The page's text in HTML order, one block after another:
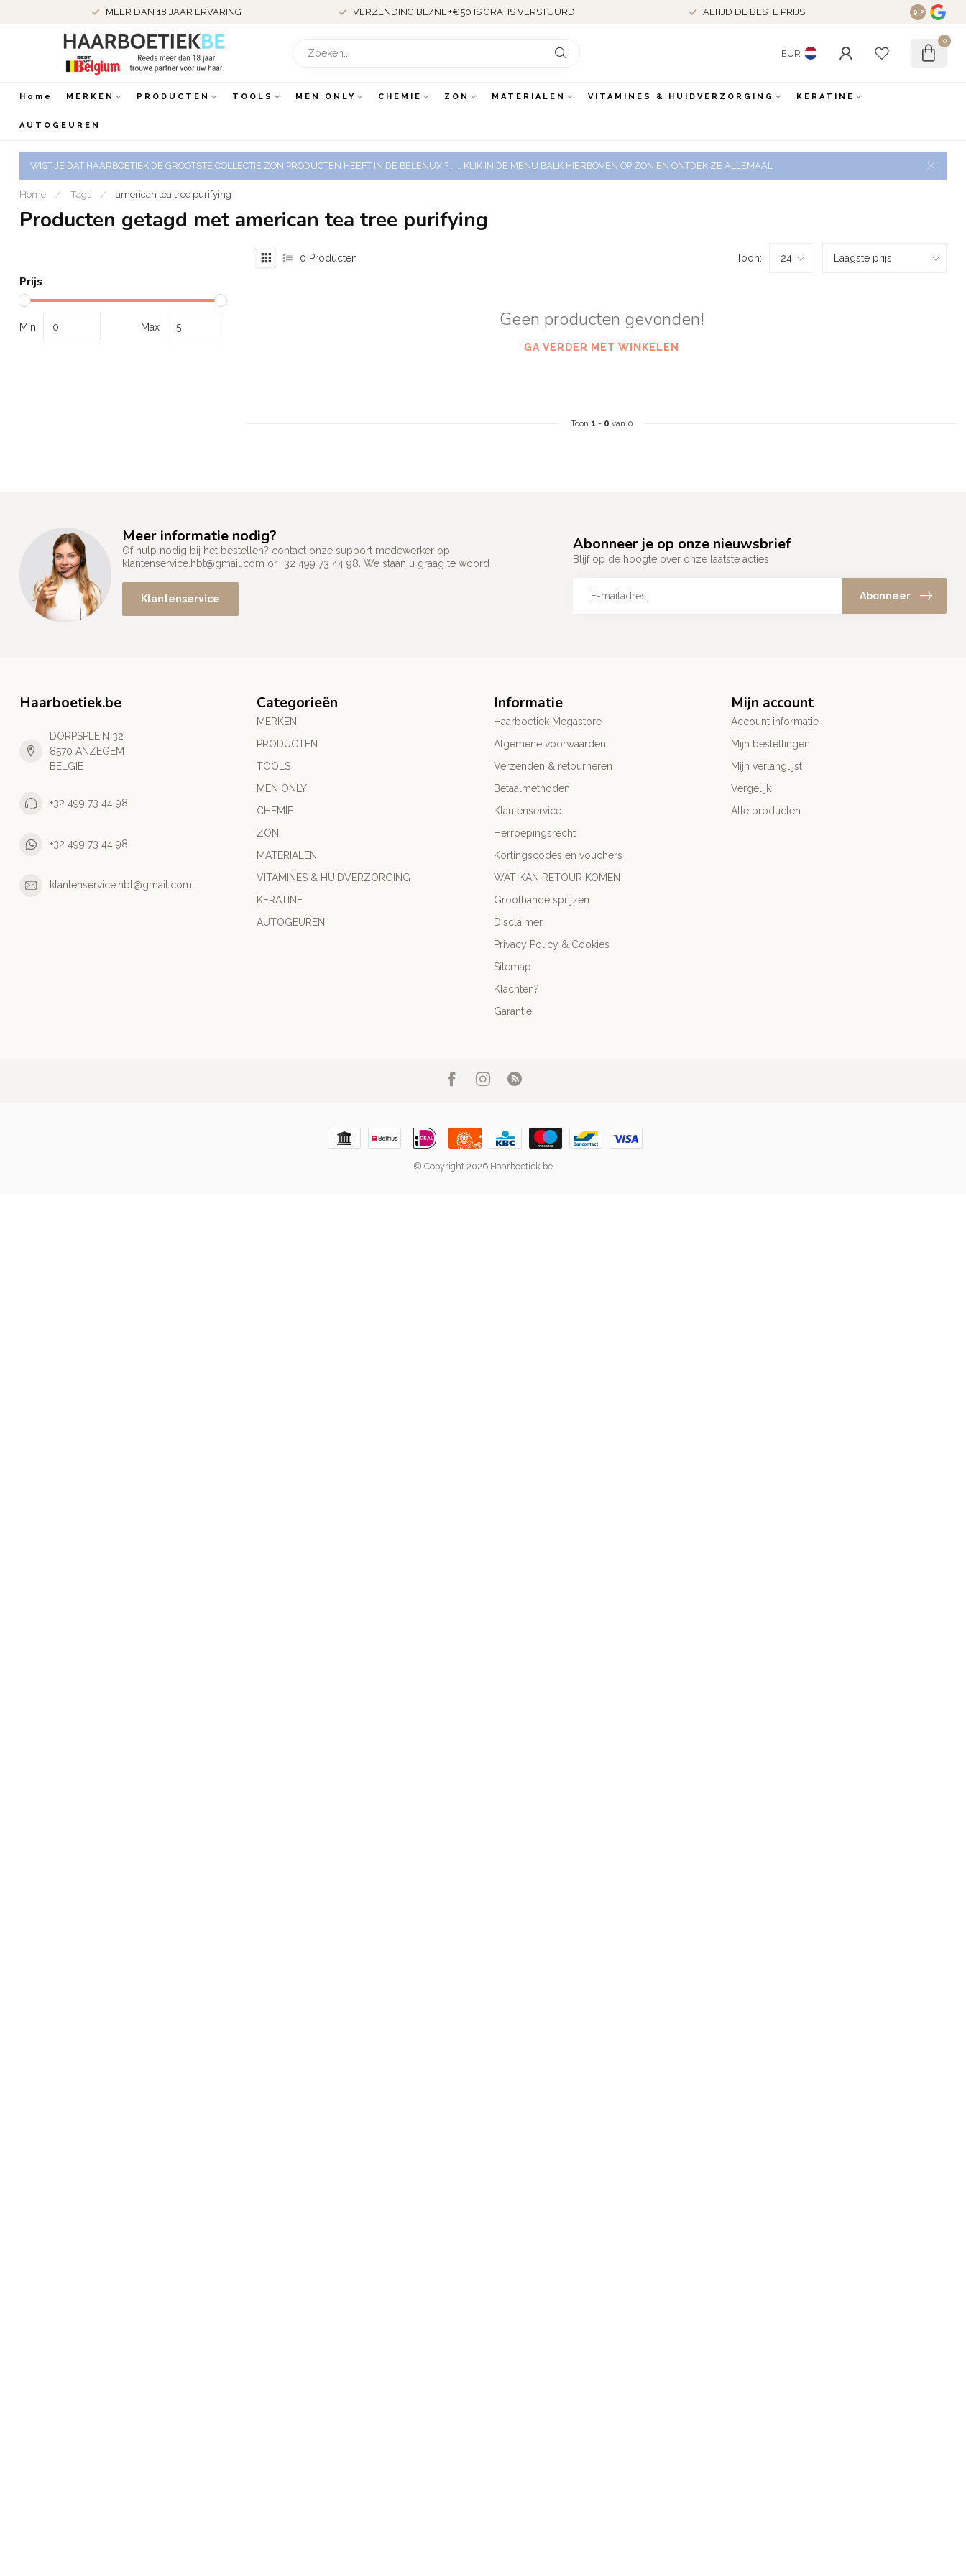
MEER DAN 18 JAAR ERVARING VERZENDING BE/NL +€50 IS GRATIS VERSTUURD ALTIJD DE BESTE PRIJS 9.2
EUR
0
Home MERKEN PRODUCTEN TOOLS MEN ONLY CHEMIE ZON MATERIALEN VITAMINES & HUIDVERZORGING KERATINE
AUTOGEUREN
WIST JE DAT HAARBOETIEK DE GROOTSTE COLLECTIE ZON PRODUCTEN HEEFT IN DE BELENUX ? ..... KLIK IN DE MENU BALK HIERBOVEN OP ZON EN ONTDEK ZE ALLEMAAL
Home / Tags / american tea tree purifying
Producten getagd met american tea tree purifying
Prijs
Min Max
0 Producten Toon:
Geen producten gevonden!
GA VERDER MET WINKELEN
Toon 1 - 0 van 0
Meer informatie nodig?
Of hulp nodig bij het bestellen? contact onze support medewerker op
klantenservice.hbt@gmail.com or +32 499 73 44 98. We staan u graag te woord
Klantenservice
Abonneer je op onze nieuwsbrief
Blijf op de hoogte over onze laatste acties
Abonneer
Haarboetiek.be
DORPSPLEIN 32
8570 ANZEGEM
BELGIE
+32 499 73 44 98
+32 499 73 44 98
klantenservice.hbt@gmail.com
Categorieën
MERKEN
PRODUCTEN
TOOLS
MEN ONLY
CHEMIE
ZON
MATERIALEN
VITAMINES & HUIDVERZORGING
KERATINE
AUTOGEUREN
Informatie
Haarboetiek Megastore
Algemene voorwaarden
Verzenden & retourneren
Betaalmethoden
Klantenservice
Herroepingsrecht
Kortingscodes en vouchers
WAT KAN RETOUR KOMEN
Groothandelsprijzen
Disclaimer
Privacy Policy & Cookies
Sitemap
Klachten?
Garantie
Mijn account
Account informatie
Mijn bestellingen
Mijn verlanglijst
Vergelijk
Alle producten
© Copyright 2026 Haarboetiek.be